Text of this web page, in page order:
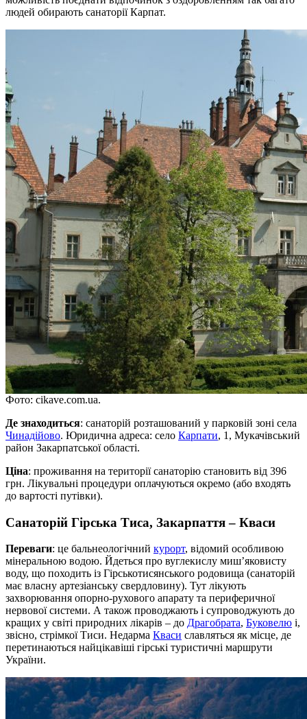
людей обирають санаторії Карпат.
Фото: cikave.com.ua.
Де знаходиться: санаторій розташований у парковій зоні села
Чинадійово. Юридична адреса: cело Карпати, 1, Мукачівський
район Закарпатської області.
Ціна: проживання на території санаторію становить від 396
грн. Лікувальні процедури оплачуються окремо (або входять
до вартості путівки).
Санаторій Гірська Тиса, Закарпаття – Кваси
Переваги: це бальнеологічний курорт, відомий особливою
мінеральною водою. Йдеться про вуглекислу миш’яковисту
воду, що походить із Гірськотисянського родовища (санаторій
має власну артезіанську свердловину). Тут лікують
захворювання опорно-рухового апарату та периферичної
нервової системи. А також проводжають і супроводжують до
кращих у світі природних лікарів – до Драгобрата, Буковелю і,
звісно, стрімкої Тиси. Недарма Кваси славляться як місце, де
перетинаються найцікавіші гірські туристичні маршрути
України.